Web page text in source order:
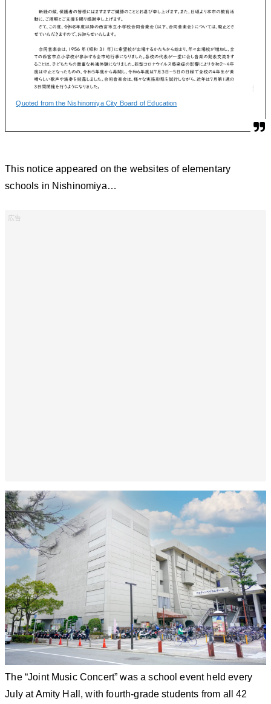
Quoted from the Nishinomiya City Board of Education
This notice appeared on the websites of elementary
schools in Nishinomiya…
The “Joint Music Concert” was a school event held every
July at Amity Hall, with fourth-grade students from all 42